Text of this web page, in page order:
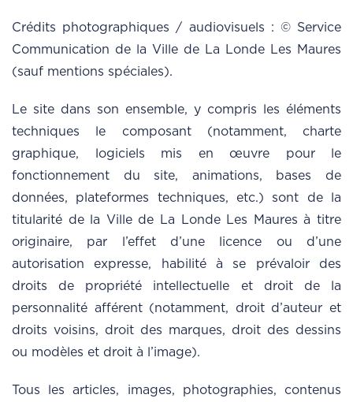
Crédits photographiques / audiovisuels : © Service
Communication de la Ville de La Londe Les Maures
(sauf mentions spéciales).
Le site dans son ensemble, y compris les éléments
techniques le composant (notamment, charte
graphique, logiciels mis en œuvre pour le
fonctionnement du site, animations, bases de
données, plateformes techniques, etc.) sont de la
titularité de la Ville de La Londe Les Maures à titre
originaire, par l’effet d’une licence ou d’une
autorisation expresse, habilité à se prévaloir des
droits de propriété intellectuelle et droit de la
personnalité afférent (notamment, droit d’auteur et
droits voisins, droit des marques, droit des dessins
ou modèles et droit à l’image).
Tous les articles, images, photographies, contenus